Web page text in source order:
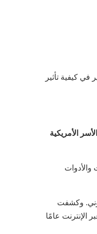
في كيفية تأثير
الأمريكية
والأدوات
وكشفت
الإنترنت عامًا